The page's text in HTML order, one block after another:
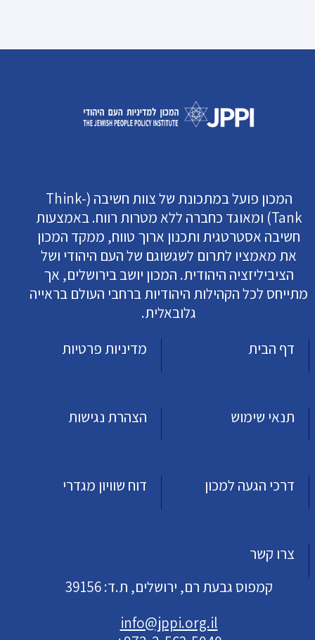
המכון פועל במתכונת של צוות חשיבה (Think-
Tank) ומאוגד כחברה ללא מטרות רווח. באמצעות
חשיבה אסטרטגית ותכנון ארוך טווח, ממקד המכון
את מאמציו לתרום לשגשוגם של העם היהודי ושל
הציביליזציה היהודית. המכון יושב בירושלים, אך
מתייחס לכל הקהילות היהודיות ברחבי העולם בראייה
גלובאלית.
דף הבית
מדיניות פרטיות
תנאי שימוש הצהרת נגישות
דרכי הגעה למכון דוח שוויון מגדרי
צרו קשר
קמפוס גבעת רם, ירושלים, ת.ד: 39156
info@jppi.org.il